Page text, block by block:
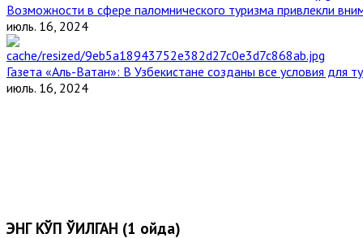
Возможности в сфере паломнического туризма привлекли
июль. 16, 2024
Газета «Аль-Ватан»: В Узбекистане созданы все условия для
июль. 16, 2024
ЭНГ КЎП ЎҚИЛГАН (1 ойда)